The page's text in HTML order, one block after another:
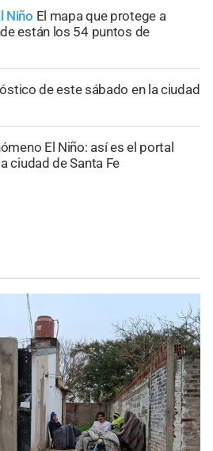
Niño El mapa que protege a
están los 54 puntos de
de este sábado en la ciudad
El Niño: así es el portal
ciudad de Santa Fe